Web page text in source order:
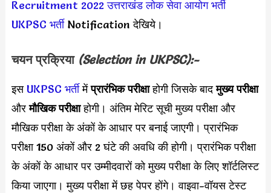
Recruitment 2022 उत्तराखंड लोक सेवा आयोग भर्ती
UKPSC भर्तीNotification देखिये।
चयन प्रक्रिया (Selection inUKPSC):-
इसUKPSC भर्तीमेंप्रारंभिक परीक्षाहोगी जिसके बादमुख्य परीक्षा
औरमौखिक परीक्षाहोगी। अंतिम मेरिट सूची मुख्य परीक्षा और
मौखिक परीक्षा के अंकों के आधार पर बनाई जाएगी। प्रारंभिक
परीक्षा 150 अंकों और 2 घंटे की अवधि की होगी। प्रारंभिक परीक्षा
के अंकों के आधार पर उम्मीदवारों को मुख्य परीक्षा के लिए शॉर्टलिस्ट
किया जाएगा। मुख्य परीक्षा में छह पेपर होंगे। वाइवा-वॉयस टेस्ट